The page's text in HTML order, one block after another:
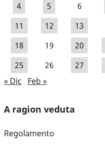
4
5 6
11
12 13
18
19 20
25
26 27
« Dic
Feb »
A ragion veduta
Regolamento